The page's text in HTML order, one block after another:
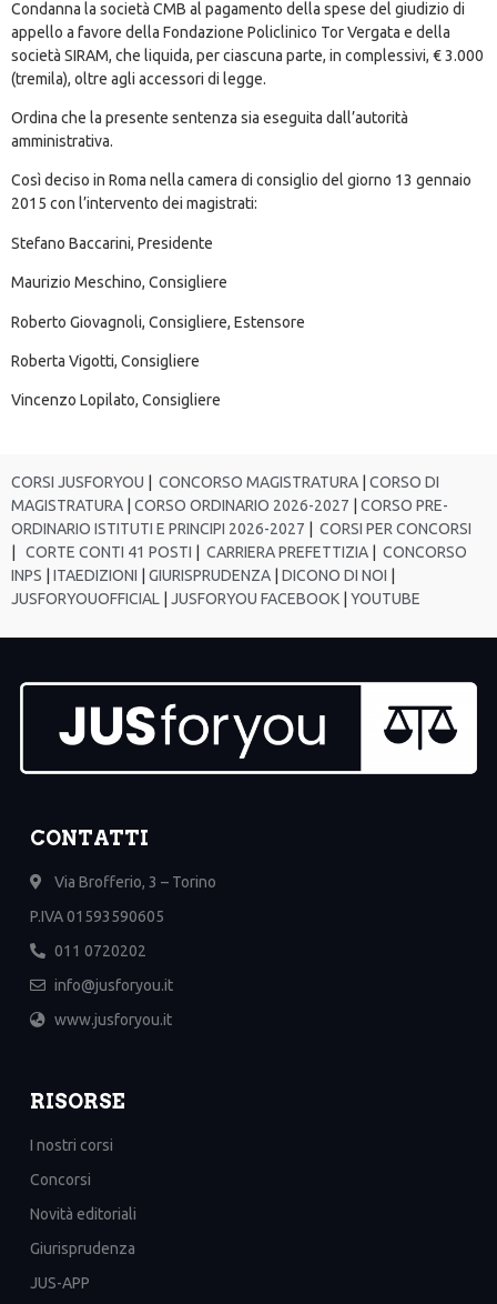
Condanna la società CMB al pagamento della spese del giudizio di
appello a favore della Fondazione Policlinico Tor Vergata e della
società SIRAM, che liquida, per ciascuna parte, in complessivi, € 3.000
(tremila), oltre agli accessori di legge.
Ordina che la presente sentenza sia eseguita dall’autorità
amministrativa.
Così deciso in Roma nella camera di consiglio del giorno 13 gennaio
2015 con l’intervento dei magistrati:
Stefano Baccarini, Presidente
Maurizio Meschino, Consigliere
Roberto Giovagnoli, Consigliere, Estensore
Roberta Vigotti, Consigliere
Vincenzo Lopilato, Consigliere
CORSI JUSFORYOU CONCORSO MAGISTRATURA
CORSO DI
MAGISTRATURA
CORSO ORDINARIO 2026-2027
CORSO PRE-
ORDINARIO ISTITUTI E PRINCIPI 2026-2027
CORSI PER CONCORSI
CORTE CONTI 41 POSTI CARRIERA PREFETTIZIA
CONCORSO
INPS
ITAEDIZIONI GIURISPRUDENZA DICONO DI NOI
JUSFORYOUOFFICIAL
JUSFORYOU FACEBOOK YOUTUBE
CONTATTI
Via Brofferio, 3 – Torino
P.IVA 01593590605
011 0720202
info@jusforyou.it
www.jusforyou.it
RISORSE
I nostri corsi
Concorsi
Novità editoriali
Giurisprudenza
JUS-APP